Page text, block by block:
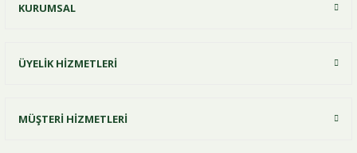
KURUMSAL
ÜYELİK HİZMETLERİ
MÜŞTERİ HİZMETLERİ